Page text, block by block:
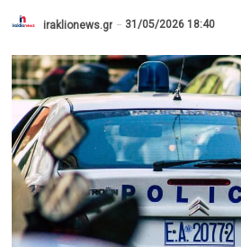
iraklionews.gr 31/05/2026 18:40